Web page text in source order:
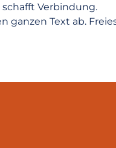
schafft Verbindung.
Text ab.